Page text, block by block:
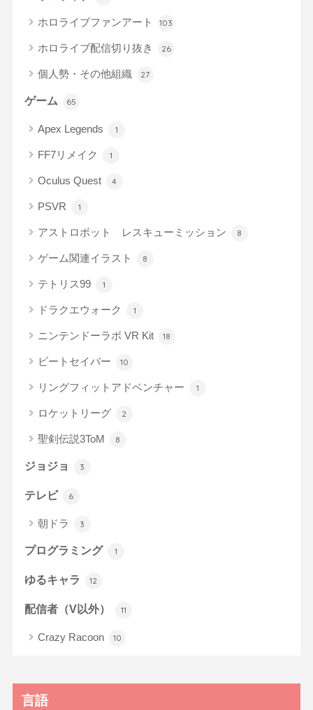
ホロライブファンアート 103
ホロライブ配信切り抜き 26
個人勢・その他組織 27
ゲーム 65
Apex Legends 1
FF7リメイク 1
Oculus Quest 4
PSVR 1
アストロボット レスキューミッション 8
ゲーム関連イラスト 8
テトリス99 1
ドラクエウォーク 1
ニンテンドーラボ VR Kit 18
ビートセイバー 10
リングフィットアドベンチャー 1
ロケットリーグ 2
聖剣伝説3ToM 8
ジョジョ 3
テレビ 6
朝ドラ 3
プログラミング 1
ゆるキャラ 12
配信者（V以外） 11
Crazy Racoon 10
言語